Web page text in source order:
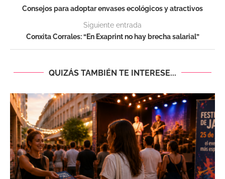
Consejos para adoptar envases ecológicos y atractivos
Siguiente entrada
Conxita Corrales: “En Exaprint no hay brecha salarial”
QUIZÁS TAMBIÉN TE INTERESE...